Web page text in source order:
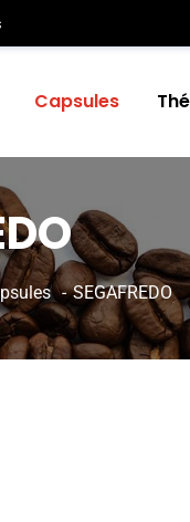
Capsules Thé
SEGAFREDO